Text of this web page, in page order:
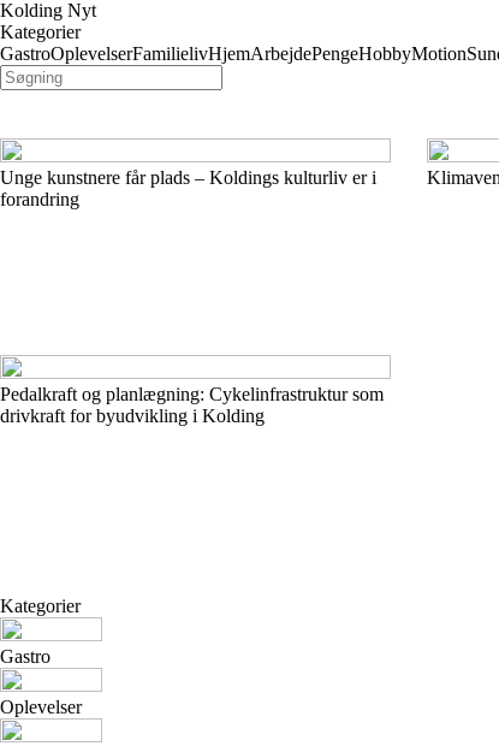
Kolding Nyt
Kategorier
GastroOplevelserFamilielivHjemArbejdePengeHobbyMotion
Unge kunstnere får plads – Koldings kulturliv er i
forandring
Pedalkraft og planlægning: Cykelinfrastruktur som
drivkraft for byudvikling i Kolding
Kategorier
Gastro
Oplevelser